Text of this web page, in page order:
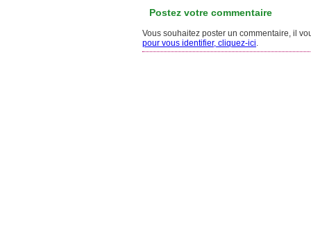
Postez votre commentaire
Vous souhaitez poster un commentaire, il
pour vous identifier, cliquez-ici.